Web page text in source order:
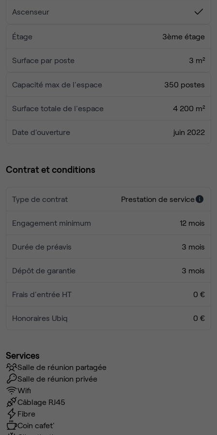
- Un service conciergerie haut de gamme à votre
- Une prestation room service.
Ascenseur
Étage 3ème étage
Surface par poste 3 m²
Capacité max de l'espace 350 postes
Surface totale de l'espace 4 200 m²
Date d'ouverture juin 2022
Contrat et conditions
Type de contrat Prestation de service
Engagement minimum 12 mois
Durée de préavis 3 mois
Dépôt de garantie 3 mois
Frais d'entrée HT 0 €
Honoraires Ubiq 0 €
Services
Salle de réunion partagée
Salle de réunion privée
Wifi
Câblage RJ45
Fibre
Coin cafet'